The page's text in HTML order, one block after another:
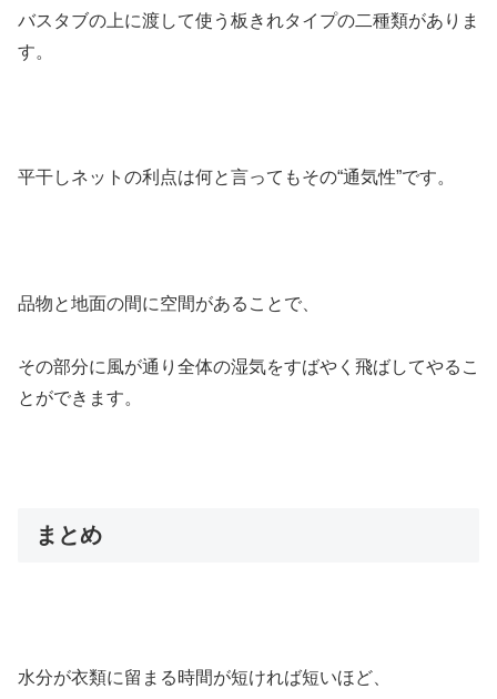
バスタブの上に渡して使う板きれタイプの二種類がありま
す。
平干しネットの利点は何と言ってもその“通気性”です。
品物と地面の間に空間があることで、
その部分に風が通り全体の湿気をすばやく飛ばしてやるこ
とができます。
まとめ
水分が衣類に留まる時間が短ければ短いほど、